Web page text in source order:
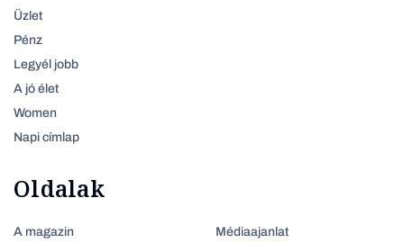
Üzlet
Pénz
Legyél jobb
A jó élet
Women
Napi címlap
Oldalak
A magazin
Médiaajanlat